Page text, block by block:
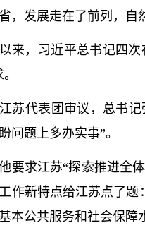
，发展走在了前列，自
来，习近平总书记四
苏代表团审议， 总书记
问题上多办实事”。
要求江苏“探索推进全
作新特点给江苏点了
本公共服务和社会保障